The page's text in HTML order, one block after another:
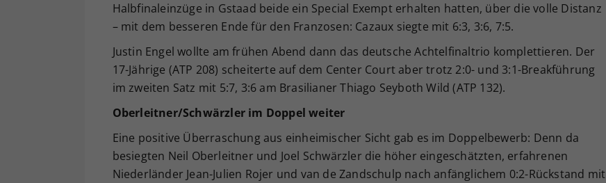
Halbfinaleinzüge in Gstaad beide ein Special Exempt erhalten hatten, über die volle Distanz
– mit dem besseren Ende für den Franzosen: Cazaux siegte mit 6:3, 3:6, 7:5.
Justin Engel wollte am frühen Abend dann das deutsche Achtelfinaltrio komplettieren. Der
17-Jährige (ATP 208) scheiterte auf dem Center Court aber trotz 2:0- und 3:1-Breakführung
im zweiten Satz mit 5:7, 3:6 am Brasilianer Thiago Seyboth Wild (ATP 132).
Oberleitner/Schwärzler im Doppel weiter
Eine positive Überraschung aus einheimischer Sicht gab es im Doppelbewerb: Denn da
besiegten Neil Oberleitner und Joel Schwärzler die höher eingeschätzten, erfahrenen
Niederländer Jean-Julien Rojer und van de Zandschulp nach anfänglichem 0:2-Rückstand mit